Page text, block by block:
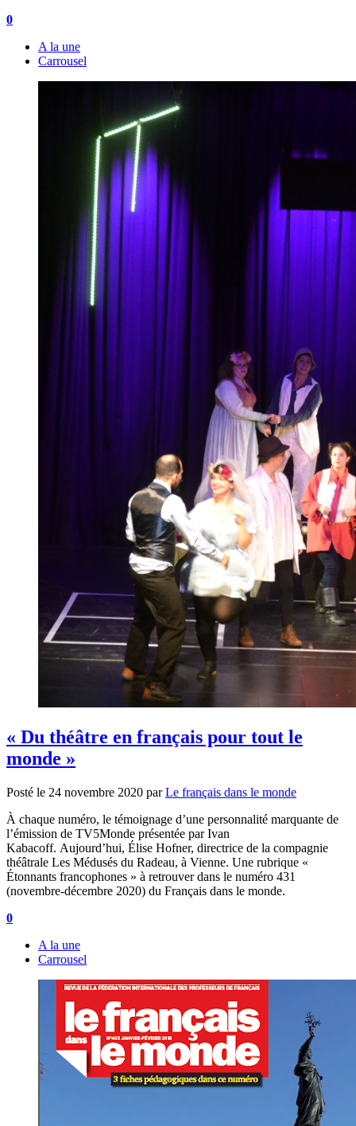
0
A la une
Carrousel
« Du théâtre en français pour tout le
monde »
Posté le 24 novembre 2020 par Le français dans le monde
À chaque numéro, le témoignage d’une personnalité marquante de
l’émission de TV5Monde présentée par Ivan
Kabacoff. Aujourd’hui, Élise Hofner, directrice de la compagnie
théâtrale Les Médusés du Radeau, à Vienne. Une rubrique «
Étonnants francophones » à retrouver dans le numéro 431
(novembre-décembre 2020) du Français dans le monde.
0
A la une
Carrousel